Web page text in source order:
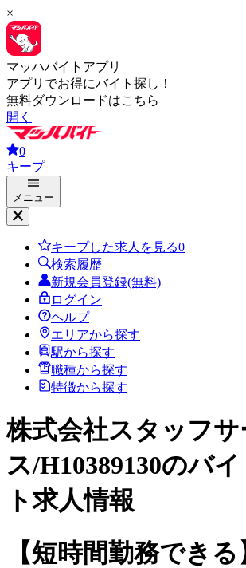
×
マッハバイトアプリ
アプリでお得にバイト探し！
無料ダウンロードはこちら
開く
0
キープ
メニュー
キープした求人を見る0
検索履歴
新規会員登録(無料)
ログイン
ヘルプ
エリアから探す
駅から探す
職種から探す
特徴から探す
株式会社スタッフサ
ス/H10389130のバ
ト求人情報
【短時間勤務でき